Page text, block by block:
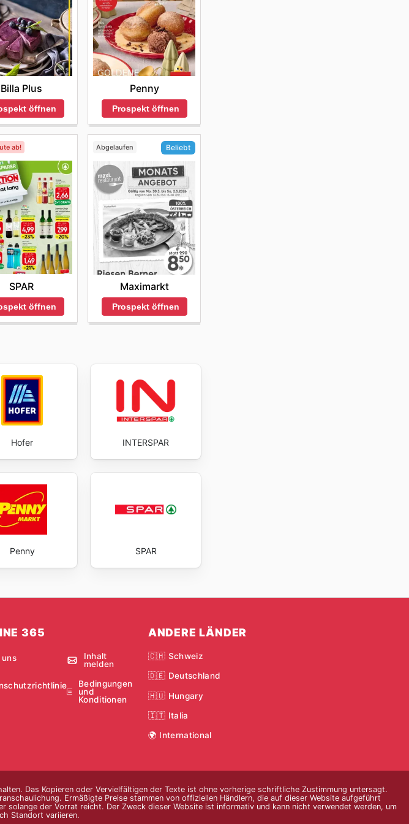
Billa Plus
öffnen
Penny
Prospekt öffnen
ab!
SPAR
öffnen
Abgelaufen Beliebt
Maximarkt
Prospekt öffnen
Hofer INTERSPAR
Penny SPAR
365
Inhalt
melden
Bedingungen
und
Konditionen
ANDERE LÄNDER
🇨🇭 Schweiz
🇩🇪 Deutschland
🇭🇺 Hungary
🇮🇹 Italia
🌍 International
Das Kopieren oder Vervielfältigen der Texte ist ohne vorherige schriftliche Zustimmung untersagt.
Ermäßigte Preise stammen von offiziellen Händlern, die auf dieser Website aufgeführt
solange der Vorrat reicht. Der Zweck dieser Website ist informativ und kann nicht verwendet werden, um
Standort variieren.